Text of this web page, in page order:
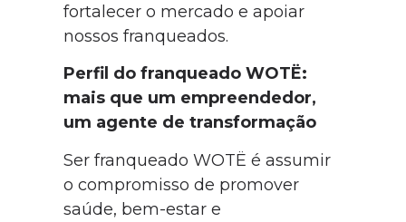
fortalecer o mercado e apoiar
nossos franqueados.
Perfil do franqueado WOTË:
mais que um empreendedor,
um agente de transformação
Ser franqueado WOTË é assumir
o compromisso de promover
saúde, bem-estar e